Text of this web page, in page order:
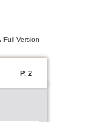
Full Version
P. 2